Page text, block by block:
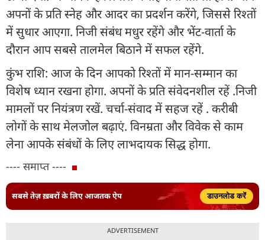
अपनों के प्रति स्नेह और आदर का प्रदर्शन करेंगे, जिससे रिश्तों
में सुधार आएगा. निजी संबंध मधुर रहेंगे और भेंट-वार्ता के
दौरान आप सबसे तालमेल बिठाने में सफल रहेंगे.
कुंभ राशि: आज के दिन आपको रिश्तों में मान-सम्मान का
विशेष ध्यान रखना होगा. अपनों के प्रति संवेदनशील रहें .निजी
मामलों पर नियंत्रण रखें. चर्चा-संवाद में सहज रहें . करीबी
लोगों के साथ मेलजोल बढ़ाएं. विनम्रता और विवेक से काम
लेना आपके संबंधों के लिए लाभदायक सिद्ध होगा.
---- समाप्त ----
सबसे तेज़ ख़बरों के लिए आजतक ऐप डाउनलोड करें
ADVERTISEMENT